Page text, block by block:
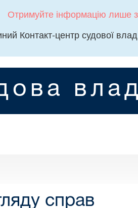
Отримуйте інформацію лише
Контакт-центр судової
справ